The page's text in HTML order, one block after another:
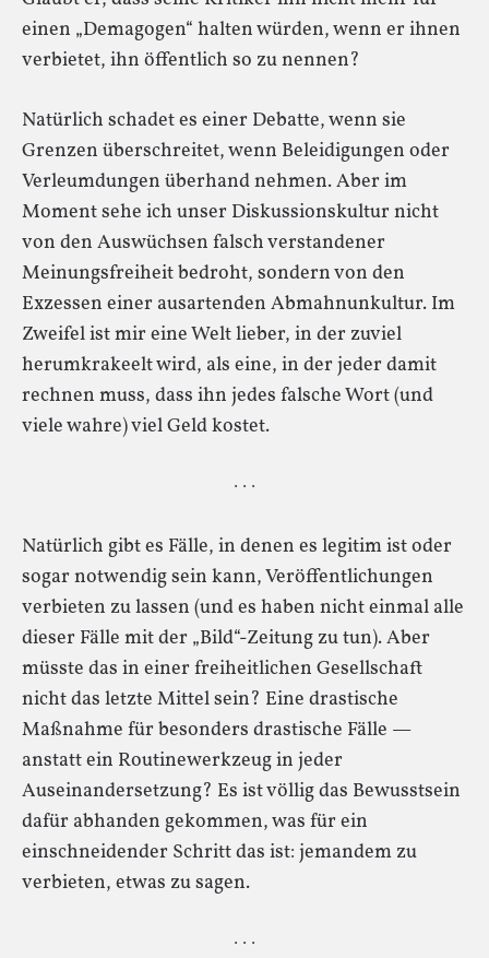
einen „Demagogen“ halten würden, wenn er ihnen
verbietet, ihn öffentlich so zu nennen?
Natürlich schadet es einer Debatte, wenn sie
Grenzen überschreitet, wenn Beleidigungen oder
Verleumdungen überhand nehmen. Aber im
Moment sehe ich unser Diskussionskultur nicht
von den Auswüchsen falsch verstandener
Meinungsfreiheit bedroht, sondern von den
Exzessen einer ausartenden Abmahnunkultur. Im
Zweifel ist mir eine Welt lieber, in der zuviel
herumkrakeelt wird, als eine, in der jeder damit
rechnen muss, dass ihn jedes falsche Wort (und
viele wahre) viel Geld kostet.
· · ·
Natürlich gibt es Fälle, in denen es legitim ist oder
sogar notwendig sein kann, Veröffentlichungen
verbieten zu lassen (und es haben nicht einmal alle
dieser Fälle mit der „Bild“-Zeitung zu tun). Aber
müsste das in einer freiheitlichen Gesellschaft
nicht das letzte Mittel sein? Eine drastische
Maßnahme für besonders drastische Fälle —
anstatt ein Routinewerkzeug in jeder
Auseinandersetzung? Es ist völlig das Bewusstsein
dafür abhanden gekommen, was für ein
einschneidender Schritt das ist: jemandem zu
verbieten, etwas zu sagen.
· · ·